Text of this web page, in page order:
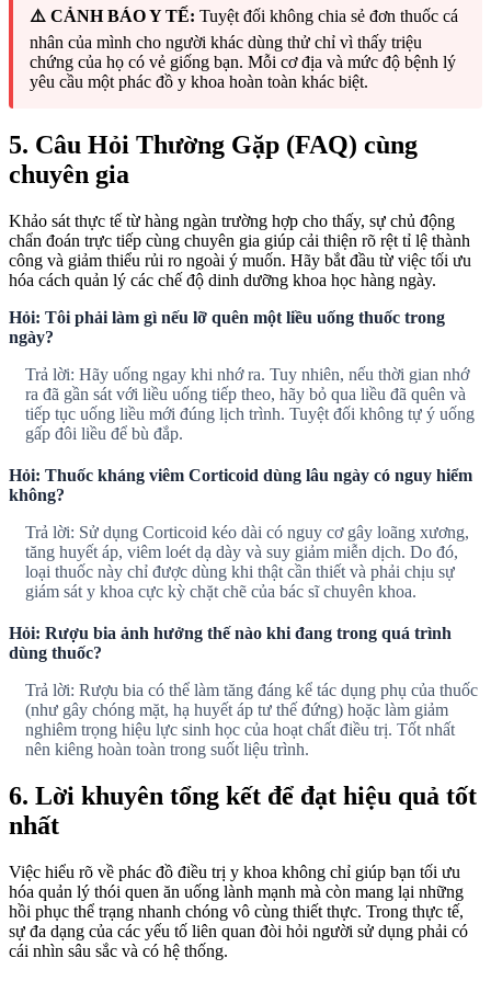
⚠️ CẢNH BÁO Y TẾ: Tuyệt đối không chia sẻ đơn thuốc cá
nhân của mình cho người khác dùng thử chỉ vì thấy triệu
chứng của họ có vẻ giống bạn. Mỗi cơ địa và mức độ bệnh lý
yêu cầu một phác đồ y khoa hoàn toàn khác biệt.
5. Câu Hỏi Thường Gặp (FAQ) cùng
chuyên gia
Khảo sát thực tế từ hàng ngàn trường hợp cho thấy, sự chủ động
chẩn đoán trực tiếp cùng chuyên gia giúp cải thiện rõ rệt tỉ lệ thành
công và giảm thiểu rủi ro ngoài ý muốn. Hãy bắt đầu từ việc tối ưu
hóa cách quản lý các chế độ dinh dưỡng khoa học hàng ngày.
Hỏi: Tôi phải làm gì nếu lỡ quên một liều uống thuốc trong
ngày?
Trả lời: Hãy uống ngay khi nhớ ra. Tuy nhiên, nếu thời gian nhớ
ra đã gần sát với liều uống tiếp theo, hãy bỏ qua liều đã quên và
tiếp tục uống liều mới đúng lịch trình. Tuyệt đối không tự ý uống
gấp đôi liều để bù đắp.
Hỏi: Thuốc kháng viêm Corticoid dùng lâu ngày có nguy hiểm
không?
Trả lời: Sử dụng Corticoid kéo dài có nguy cơ gây loãng xương,
tăng huyết áp, viêm loét dạ dày và suy giảm miễn dịch. Do đó,
loại thuốc này chỉ được dùng khi thật cần thiết và phải chịu sự
giám sát y khoa cực kỳ chặt chẽ của bác sĩ chuyên khoa.
Hỏi: Rượu bia ảnh hưởng thế nào khi đang trong quá trình
dùng thuốc?
Trả lời: Rượu bia có thể làm tăng đáng kể tác dụng phụ của thuốc
(như gây chóng mặt, hạ huyết áp tư thế đứng) hoặc làm giảm
nghiêm trọng hiệu lực sinh học của hoạt chất điều trị. Tốt nhất
nên kiêng hoàn toàn trong suốt liệu trình.
6. Lời khuyên tổng kết để đạt hiệu quả tốt
nhất
Việc hiểu rõ về phác đồ điều trị y khoa không chỉ giúp bạn tối ưu
hóa quản lý thói quen ăn uống lành mạnh mà còn mang lại những
hồi phục thể trạng nhanh chóng vô cùng thiết thực. Trong thực tế,
sự đa dạng của các yếu tố liên quan đòi hỏi người sử dụng phải có
cái nhìn sâu sắc và có hệ thống.